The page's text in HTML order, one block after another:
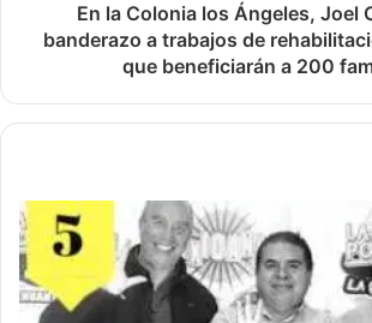
En la Colonia los Ángeles, Joel
banderazo a trabajos de
que beneficiarán a 200